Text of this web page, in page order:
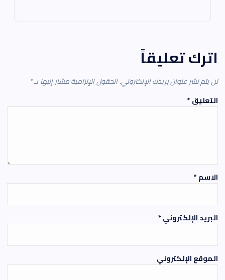
اترك تعليقاً
لن يتم نشر عنوان بريدك الإلكتروني.الحقول الإلزامية مشار إليها بـ*
التعليق*
الاسم*
البريد الإلكتروني*
الموقع الإلكتروني